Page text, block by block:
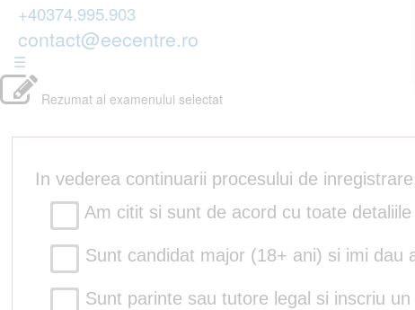
+40374.995.903
contact@eecentre.ro
☰
Rezumat al examenului selectat
In vederea continuarii procesului de
Am citit si sunt de acord cu toate detaliile
Sunt candidat major (18+ ani) si imi dau
Sunt parinte sau tutore legal si inscriu